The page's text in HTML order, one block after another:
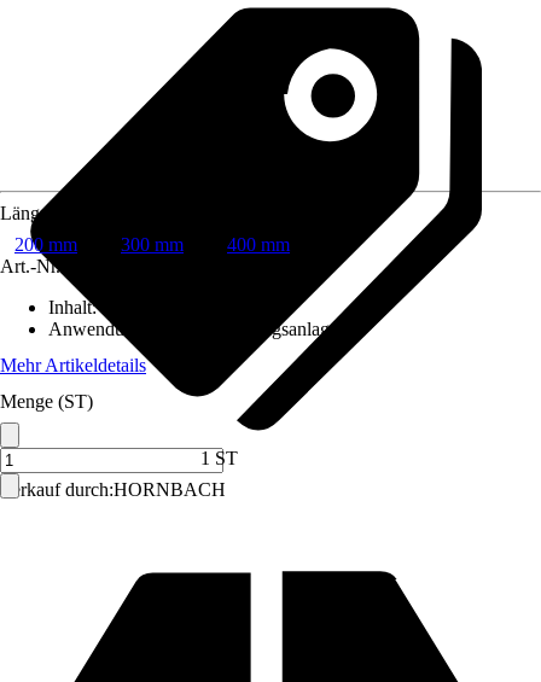
Verkauf durch:HORNBACH
Länge
200 mm
300 mm
400 mm
Art.-Nr.
Inhalt:
Anwendungsbereich
Heizungsanlage
Mehr Artikeldetails
Menge (ST)
1 ST